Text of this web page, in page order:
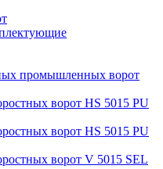
промышленных ворот
ворот HS 5015 PU
ворот HS 5015 PU
ворот V 5015 SEL